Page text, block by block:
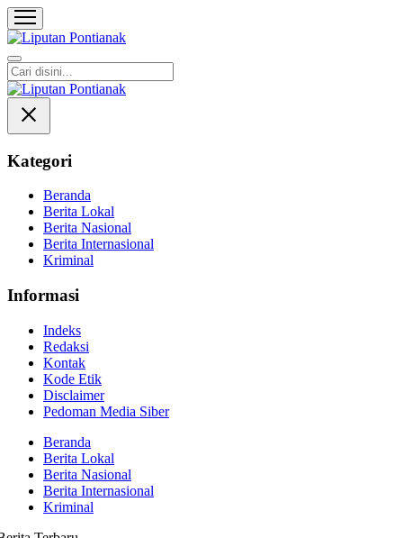
Liputan Pontianak
Berita Terkini dan TerUpdate
Kategori
Beranda
Berita Lokal
Berita Nasional
Berita Internasional
Kriminal
Informasi
Indeks
Redaksi
Kontak
Kode Etik
Disclaimer
Pedoman Media Siber
Beranda
Berita Lokal
Berita Nasional
Berita Internasional
Kriminal